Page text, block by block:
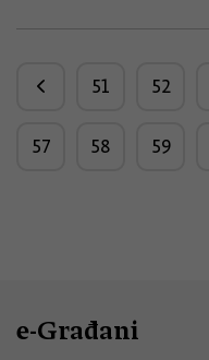
51 52
57 58 59
e-Građani